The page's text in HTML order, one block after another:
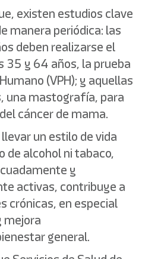
existen estudios clave
manera periódica: las
deben realizarse el
35 y 64 años, la prueba
(VPH); y aquellas
una mastografía, para
cáncer de mama.
un estilo de vida
de alcohol ni tabaco,
y
activas, contribuye a
crónicas, en especial
mejora
general.